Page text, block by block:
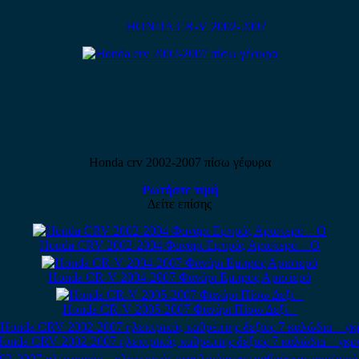
HONDA CR-V 2002-2007
Honda crv 2002-2007 πίσω γέφυρα
Ρωτήστε τιμή
Δείτε επίσης
Honda CRV 2002-2004 Φανάρι Εμπρός Αριστερό – Ο
Honda CR-V 2004-2007 Φανάρι Εμπρός Αριστερό
Honda CR-V 2005-2007 Φανάρι Πίσω Δεξί –
CRV 2002-2007 ηλεκτρικός καθρέπτης δεξιός 7 καλώδια –